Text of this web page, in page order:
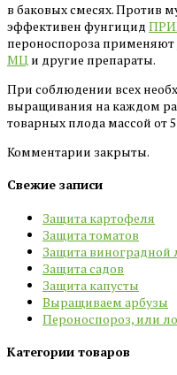
в баковых смесях. Против
эффективен фунгицид
пероноспороза применяют
МЦ и другие препараты.
При соблюдении всех
выращивания на каждом
товарных плода массой от 5
Комментарии закрыты.
Свежие записи
Защита картофеля
Защита томатов
Защита виноградной
Защита садов
Защита капусты
Выращиваем арбузы
Пероноспороз, или
Категории товаров